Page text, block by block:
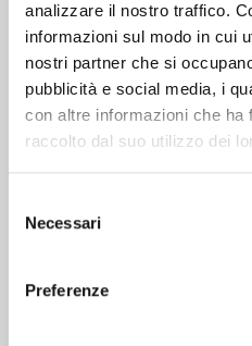
analizzare il nostro traffico.
informazioni sul modo in cui
nostri partner che si
pubblicità e social media, i
con altre informazioni che ha
raccolto dal suo utilizzo dei
delNecessari
Preferenze